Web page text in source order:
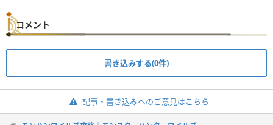
コメント
書き込みする(0件)
記事・書き込みへのご意見はこちら